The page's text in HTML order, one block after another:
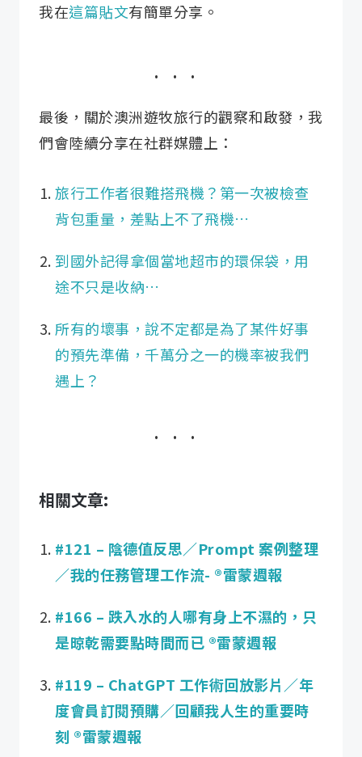
我在這篇貼文有簡單分享。
最後，關於澳洲遊牧旅行的觀察和啟發，我
們會陸續分享在社群媒體上：
旅行工作者很難搭飛機？第一次被檢查
背包重量，差點上不了飛機…
到國外記得拿個當地超市的環保袋，用
途不只是收納…
所有的壞事，說不定都是為了某件好事
的預先準備，千萬分之一的機率被我們
遇上？
相關文章:
#121 – 陰德值反思／Prompt 案例整理
／我的任務管理工作流- ®️雷蒙週報
#166 – 跌入水的人哪有身上不濕的，只
是晾乾需要點時間而已 ®️雷蒙週報
#119 – ChatGPT 工作術回放影片／年
度會員訂閱預購／回顧我人生的重要時
刻 ®️雷蒙週報